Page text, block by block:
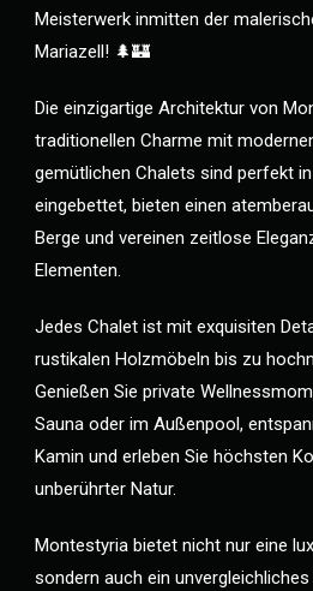
Meisterwerk inmitten der
Mariazell! 🌲🏰
Die einzigartige Architektur von
traditionellen Charme mit
gemütlichen Chalets sind perfekt
eingebettet, bieten einen
Berge und vereinen zeitlose
Elementen.
Jedes Chalet ist mit exquisiten
rustikalen Holzmöbeln bis zu
Genießen Sie private
Sauna oder im Außenpool,
Kamin und erleben Sie höchsten
unberührter Natur.
Montestyria bietet nicht nur eine
sondern auch ein